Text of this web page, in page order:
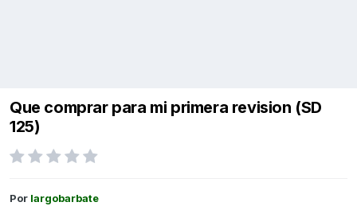
Que comprar para mi primera revision (SD
125)
Por largobarbate